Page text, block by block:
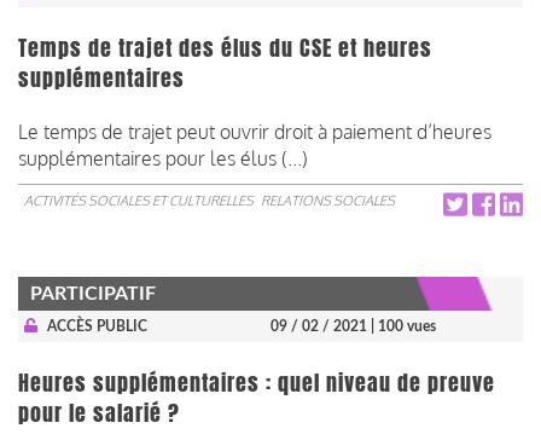
Temps de trajet des élus du CSE et heures
supplémentaires
Le temps de trajet peut ouvrir droit à paiement d’heures
supplémentaires pour les élus (...)
ACTIVITÉS SOCIALES ET CULTURELLES RELATIONS SOCIALES
PARTICIPATIF
ACCÈS PUBLIC 09 / 02 / 2021 | 100 vues
Heures supplémentaires : quel niveau de preuve
pour le salarié ?